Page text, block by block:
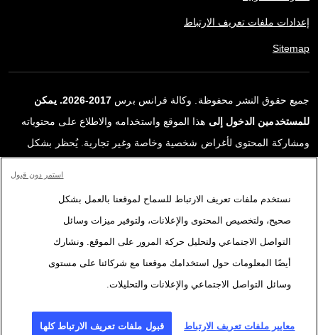
إعدادات ملفات تعريف الارتباط
Sitemap
جميع حقوق النشر محفوظة. وكالة فرانس برس
2017-2026. يمكن
للمستخدمين الدخول إلى هذا الموقع واستخدامه والاطلاع على محتوياته
ومشاركة المحتوى لأغراض شخصية وخاصة وغير تجارية. يُحظر بشكل
ترخيص محددة موقعة مع وكالة فرانس برس. المواد والروابط الواردة في
التقارير، والتي لم تنتجها وكالة فرانس برس، مستخدمة فقط وبالقدر
اللازم كعناصر إثبات لمحتوى هذه التقارير. لم تحصل فرانس برس على أي
حقوق من المؤلفين أو مالكي حقوق النشر لهذا المحتوى ولا تتحمّل أي
مسؤوليّة في هذا الصدد. وكالة فرانس برس وشعارها علامتان تجاريتان
نستخدم ملفات تعريف الارتباط للسماح لموقعنا بالعمل بشكل
صحيح، ولتخصيص المحتوى والإعلانات، ولتوفير ميزات وسائل
التواصل الاجتماعي ولتحليل حركة المرور على الموقع. ونشارك
أيضًا المعلومات حول استخدامك موقعنا مع شركائنا على مستوى
وسائل التواصل الاجتماعي والإعلانات والتحليلات.
معايير ملفات تعريف الارتباط قبول ملفات تعريف الارتباط كلها
استمر دون قبول